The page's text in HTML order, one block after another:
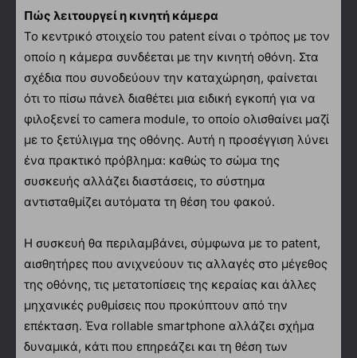
Πώς λειτουργεί η κινητή κάμερα
Το κεντρικό στοιχείο του patent είναι ο τρόπος με τον
οποίο η κάμερα συνδέεται με την κινητή οθόνη. Στα
σχέδια που συνοδεύουν την καταχώρηση, φαίνεται
ότι το πίσω πάνελ διαθέτει μια ειδική εγκοπή για να
φιλοξενεί το camera module, το οποίο ολισθαίνει μαζί
με το ξετύλιγμα της οθόνης. Αυτή η προσέγγιση λύνει
ένα πρακτικό πρόβλημα: καθώς το σώμα της
συσκευής αλλάζει διαστάσεις, το σύστημα
αντισταθμίζει αυτόματα τη θέση του φακού.
Η συσκευή θα περιλαμβάνει, σύμφωνα με το patent,
αισθητήρες που ανιχνεύουν τις αλλαγές στο μέγεθος
της οθόνης, τις μετατοπίσεις της κεραίας και άλλες
μηχανικές ρυθμίσεις που προκύπτουν από την
επέκταση. Ένα rollable smartphone αλλάζει σχήμα
δυναμικά, κάτι που επηρεάζει και τη θέση των